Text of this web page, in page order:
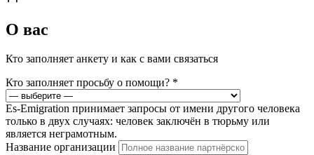
О вас
Кто заполняет анкету и как с вами связаться
Кто заполняет просьбу о помощи? *
Es-Emigration принимает запросы от имени другого человека
только в двух случаях: человек заключён в тюрьму или
является неграмотным.
Название организации